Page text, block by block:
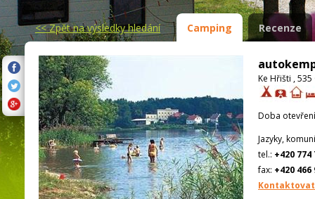
<<Zpět na výsledky hledání Camping Recenze
Ke Hřišti , 535
Doba
Jazyky,
tel.: +420 774
fax: +420 466